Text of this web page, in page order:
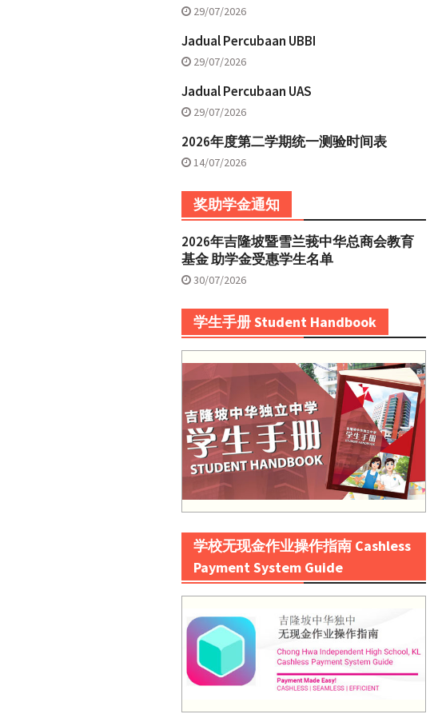
29/07/2026
Jadual Percubaan UBBI
29/07/2026
Jadual Percubaan UAS
29/07/2026
2026年度第二学期统一测验时间表
14/07/2026
奖助学金通知
2026年吉隆坡暨雪兰莪中华总商会教育
基金 助学金受惠学生名单
30/07/2026
学生手册 Student Handbook
学校无现金作业操作指南 Cashless
Payment System Guide